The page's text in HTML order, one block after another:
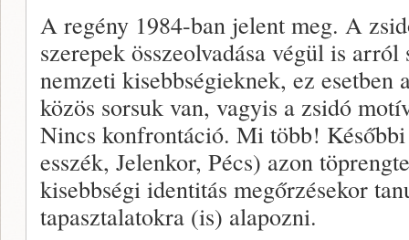
A regény 1984-ban jelent meg. A
szerepek összeolvadása végül is
nemzeti kisebbségieknek, ez esetben
közös sorsuk van, vagyis a zsidó
Nincs konfrontáció. Mi több!
esszék, Jelenkor, Pécs) azon
kisebbségi identitás megőrzésekor
tapasztalatokra (is) alapozni.